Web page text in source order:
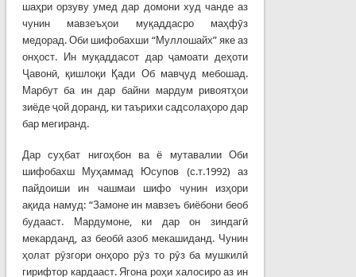
шаҳри орзуву умед дар домони худ чанде аз
чунин мавзеъҳои муқаддасро маҳфӯз
медорад. Оби шифобахши “Муллошайх” яке аз
онҳост. Ин муқаддасот дар ҷамоати деҳоти
Ҷавонӣ, қишлоқи Қади Об мавҷуд мебошад.
Марбут ба ин дар байни мардум ривоятҳои
зиёде ҷой доранд, ки таърихи садсолаҳоро дар
бар мегиранд.
Дар суҳбат нигоҳбон ва ё мутавалии Оби
шифобахш Муҳаммад Юсупов (с.т.1992) аз
пайдоиши ин чашмаи шифо чунин изҳори
ақида намуд: “Замоне ин мавзеъ биёбони беоб
будааст. Мардумоне, ки дар он зиндагӣ
мекарданд, аз беобӣ азоб мекашиданд. Чунин
ҳолат рӯзгори онҳоро рӯз то рӯз ба мушкилӣ
гирифтор кардааст. Ягона роҳи халосиро аз ин